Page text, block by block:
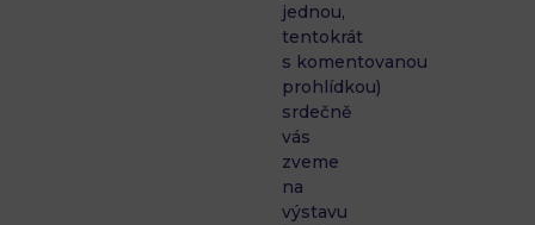
jednou,
tentokrát
s komentovanou
prohlídkou)
srdečně
vás
zveme
na
výstavu